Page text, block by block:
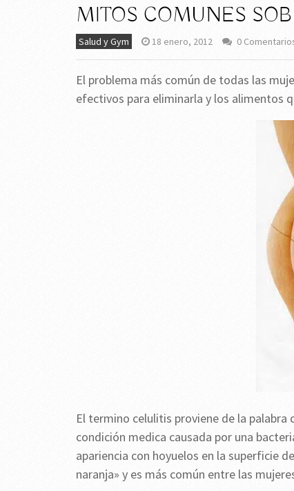
MITOS COMUNES
Salud y Gym 18 enero, 2012 0
El problema más común de todas las
efectivos para eliminarla y los alimentos
El termino celulitis proviene de la palabra
condición medica causada por una
apariencia con hoyuelos en la superficie
naranja» y es más común entre las